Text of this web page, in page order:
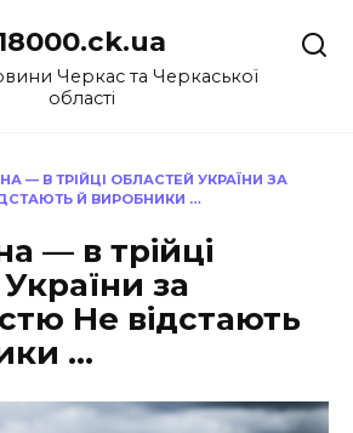
Черкас та Черкаської
області
— В ТРІЙЦІ ОБЛАСТЕЙ УКРАЇНИ ЗА
Й ВИРОБНИКИ …
— в трійці
за
Не відстають
…